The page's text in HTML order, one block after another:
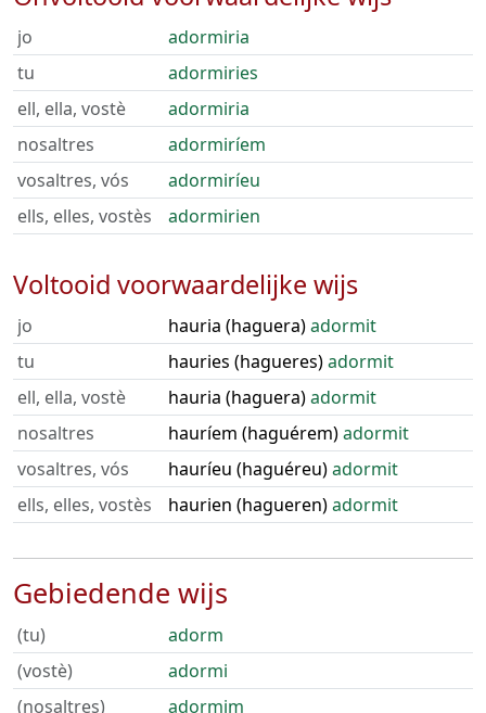
jo
adormiria
tu
adormiries
ell, ella, vostè
adormiria
nosaltres
adormiríem
vosaltres, vós
adormiríeu
ells, elles, vostès
adormirien
Voltooid voorwaardelijke wijs
jo hauria (haguera)adormit
tu
hauries (hagueres)adormit
ell, ella, vostè
hauria (haguera)adormit
nosaltres
hauríem (haguérem)adormit
vosaltres, vós
hauríeu (haguéreu)adormit
ells, elles, vostès
haurien (hagueren)adormit
Gebiedende wijs
(tu)
adorm
(vostè)
adormi
(nosaltres)
adormim